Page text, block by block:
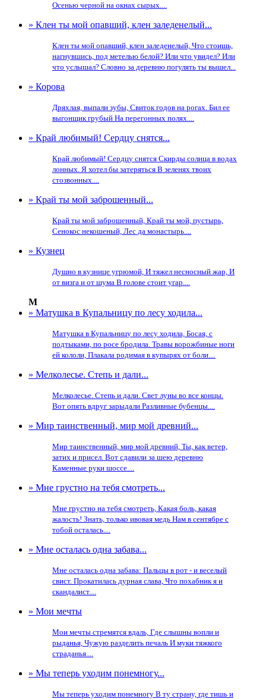
Осенью черной на окнах сырых....
» Клен ты мой опавший, клен заледенелый...
Клен ты мой опавший, клен заледенелый, Что стоишь,
нагнувшись, под метелью белой? Или что увидел? Или
что услышал? Словно за деревню погулять ты вышел...
» Корова
Дряхлая, выпали зубы, Свиток годов на рогах. Бил ее
выгонщик грубый На перегонных полях....
» Край любимый! Сердцу снятся...
Край любимый! Сердцу снятся Скирды солнца в водах
лонных. Я хотел бы затеряться В зеленях твоих
стозвонных....
» Край ты мой заброшенный...
Край ты мой заброшенный, Край ты мой, пустырь,
Сенокос некошеный, Лес да монастырь....
» Кузнец
Душно в кузнице угрюмой, И тяжел несносный жар, И
от визга и от шума В голове стоит угар....
М
» Матушка в Купальницу по лесу ходила...
Матушка в Купальницу по лесу ходила, Босая, с
подтыками, по росе бродила. Травы ворожбиные ноги
ей кололи, Плакала родимая в купырях от боли....
» Мелколесье. Степь и дали...
Мелколесье. Степь и дали. Свет луны во все концы.
Вот опять вдруг зарыдали Разливные бубенцы....
» Мир таинственный, мир мой древний...
Мир таинственный, мир мой древний, Ты, как ветер,
затих и присел. Вот сдавили за шею деревню
Каменные руки шоссе....
» Мне грустно на тебя смотреть...
Мне грустно на тебя смотреть, Какая боль, какая
жалость! Знать, только ивовая медь Нам в сентябре с
тобой осталась....
» Мне осталась одна забава...
Мне осталась одна забава: Пальцы в рот - и веселый
свист. Прокатилась дурная слава, Что похабник я и
скандалист....
» Мои мечты
Мои мечты стремятся вдаль, Где слышны вопли и
рыданья, Чужую разделить печаль И муки тяжкого
страданья....
» Мы теперь уходим понемногу...
Мы теперь уходим понемногу В ту страну, где тишь и